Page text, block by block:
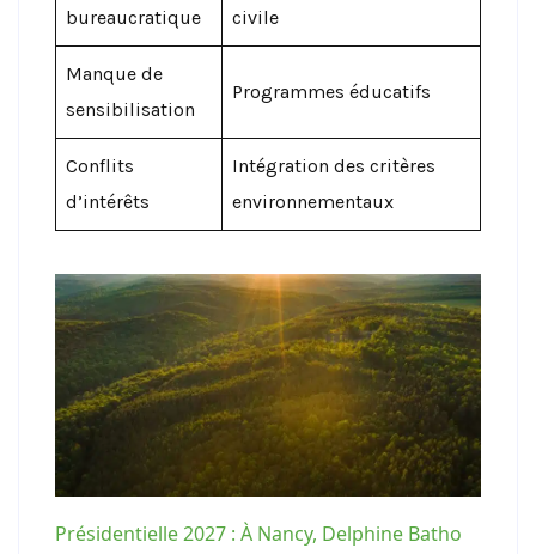
bureaucratique
civile
Manque de
sensibilisation
Programmes éducatifs
Conflits
d’intérêts
Intégration des critères
environnementaux
Présidentielle 2027 : À Nancy, Delphine Batho